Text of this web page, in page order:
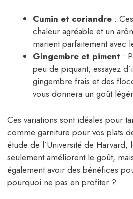
Cumin et coriandre :
chaleur agréable et un
marient parfaitement avec
Gingembre et piment :
peu de piquant, essayez
gingembre frais et des
vous donnera un goût
Ces variations sont idéales pour
comme garniture pour vos plats
étude de l’Université de Harvard,
seulement améliorent le goût,
également avoir des bénéfices
pourquoi ne pas en profiter ?